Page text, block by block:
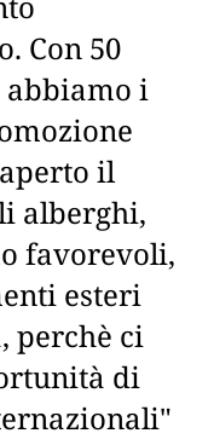
Con 50
abbiamo i
il
alberghi,
favorevoli,
esteri
perchè ci
di